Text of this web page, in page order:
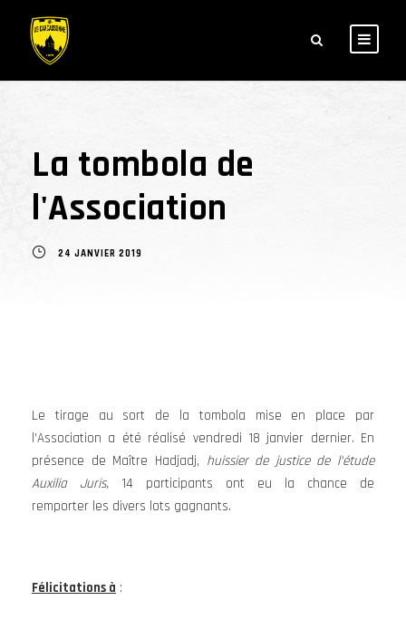
La tombola de
l'Association
24 JANVIER 2019
Le tirage au sort de la tombola mise en place par
l’Association a été réalisé vendredi 18 janvier dernier. En
présence de Maître Hadjadj, huissier de justice de l’étude
Auxilia Juris, 14 participants ont eu la chance de
remporter les divers lots gagnants.
Félicitations à :